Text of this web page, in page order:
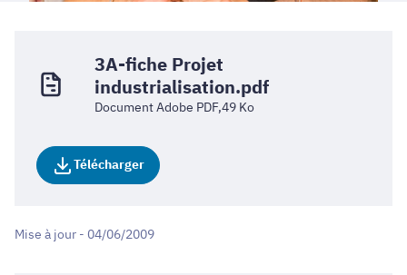
3A-fiche Projet
industrialisation.pdf
Document Adobe PDF,49 Ko
Télécharger
Mise à jour - 04/06/2009